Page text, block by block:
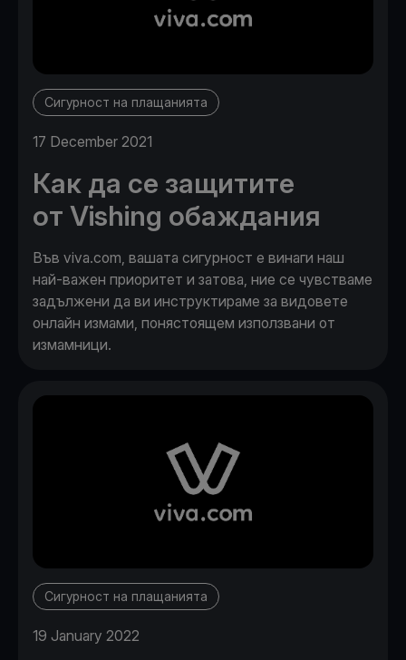
Сигурност на плащанията
17 December 2021
Как да се защитите
от Vishing обаждания
Във viva.com, вашата сигурност е винаги наш
най-важен приоритет и затова, ние се чувстваме
задължени да ви инструктираме за видовете
онлайн измами, понястоящем използвани от
измамници.
Сигурност на плащанията
19 January 2022